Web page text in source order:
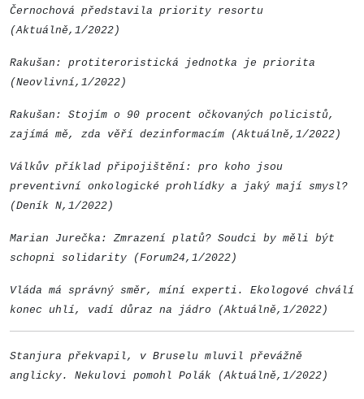
Černochová představila priority resortu
(Aktuálně,1/2022)
Rakušan: protiteroristická jednotka je priorita
(Neovlivní,1/2022)
Rakušan: Stojím o 90 procent očkovaných policistů,
zajímá mě, zda věří dezinformacím (Aktuálně,1/2022)
Válkův příklad připojištění: pro koho jsou
preventivní onkologické prohlídky a jaký mají smysl?
(Deník N,1/2022)
Marian Jurečka: Zmrazení platů? Soudci by měli být
schopni solidarity (Forum24,1/2022)
Vláda má správný směr, míní experti. Ekologové chválí
konec uhlí, vadí důraz na jádro (Aktuálně,1/2022)
Stanjura překvapil, v Bruselu mluvil převážně
anglicky. Nekulovi pomohl Polák (Aktuálně,1/2022)